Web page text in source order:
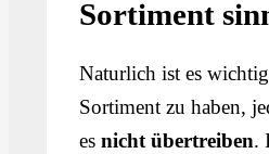
Sortiment
Naturlich ist es
Sortiment zu haben,
esnicht übertreiben.